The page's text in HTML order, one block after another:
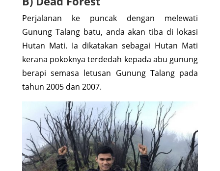
Perjalanan ke puncak dengan melewati
Gunung Talang batu, anda akan tiba di lokasi
Hutan Mati. Ia dikatakan sebagai Hutan Mati
kerana pokoknya terdedah kepada abu gunung
berapi semasa letusan Gunung Talang pada
tahun 2005 dan 2007.